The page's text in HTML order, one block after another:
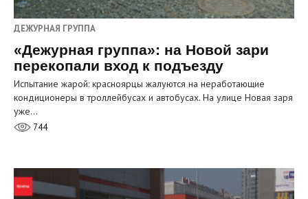
ДЕЖУРНАЯ ГРУППА
«Дежурная группа»: на Новой зари
перекопали вход к подъезду
Испытание жарой: красноярцы жалуются на неработающие
кондиционеры в троллейбусах и автобусах. На улице Новая заря
уже…
744